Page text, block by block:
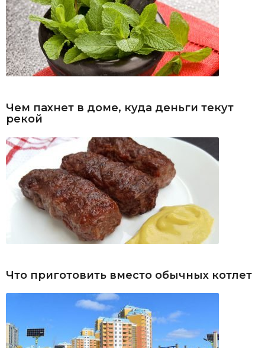
Чем пахнет в доме, куда деньги текут
рекой
Что приготовить вместо обычных котлет